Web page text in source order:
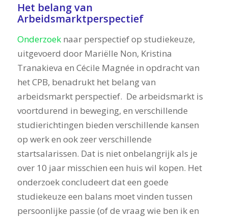
Het belang van
Arbeidsmarktperspectief
Onderzoeknaar perspectief op studiekeuze,
uitgevoerd door Mariëlle Non, Kristina
Tranakieva en Cécile Magnée in opdracht van
het CPB, benadrukt het belang van
arbeidsmarkt perspectief. De arbeidsmarkt is
voortdurend in beweging, en verschillende
studierichtingen bieden verschillende kansen
op werk en ook zeer verschillende
startsalarissen. Dat is niet onbelangrijk als je
over 10 jaar misschien een huis wil kopen. Het
onderzoek concludeert dat een goede
studiekeuze een balans moet vinden tussen
persoonlijke passie (of de vraag wie ben ik en